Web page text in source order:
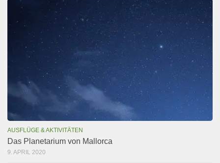
AUSFLÜGE & AKTIVITÄTEN
Das Planetarium von Mallorca
9. APRIL 2020